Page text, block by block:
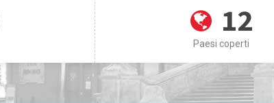
12
Paesi coperti